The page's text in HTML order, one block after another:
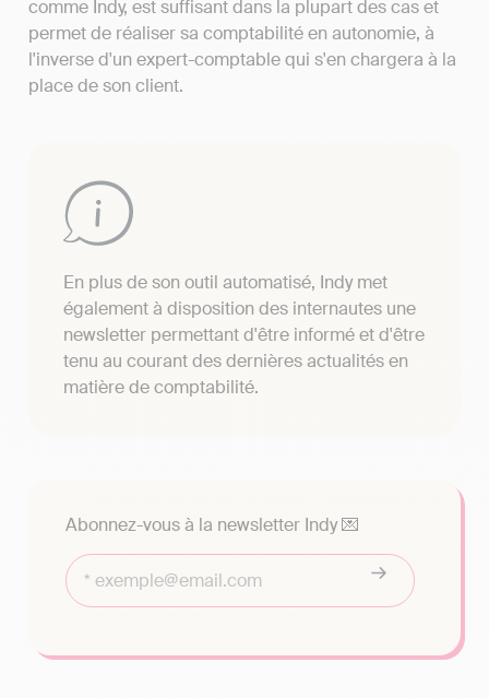
comme Indy, est suffisant dans la plupart des cas et
permet de réaliser sa comptabilité en autonomie, à
l'inverse d'un expert-comptable qui s'en chargera à la
place de son client.
En plus de son outil automatisé, Indy met
également à disposition des internautes une
newsletter permettant d'être informé et d'être
tenu au courant des dernières actualités en
matière de comptabilité.
Abonnez-vous à la newsletter Indy 💌